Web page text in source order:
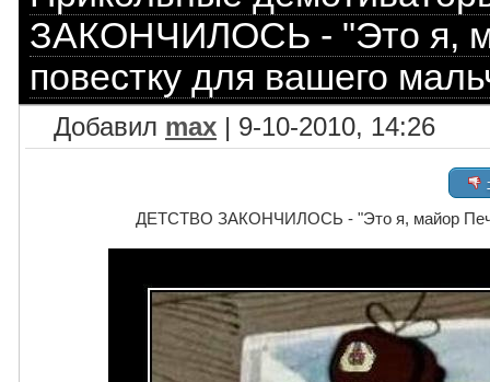
ЗАКОНЧИЛОСЬ - "Это я,
повестку для вашего
Добавил max | 9-10-2010, 14:26
ДЕТСТВО ЗАКОНЧИЛОСЬ - "Это я, майор